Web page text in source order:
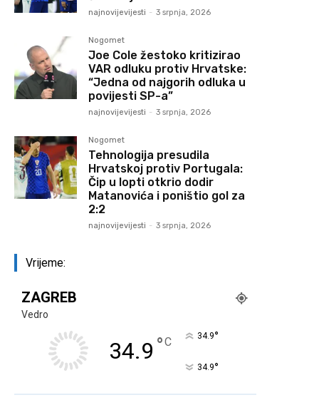
najnovijevijesti - 3 srpnja, 2026
Nogomet
Joe Cole žestoko kritizirao
VAR odluku protiv Hrvatske:
“Jedna od najgorih odluka u
povijesti SP-a”
najnovijevijesti - 3 srpnja, 2026
Nogomet
Tehnologija presudila
Hrvatskoj protiv Portugala:
Čip u lopti otkrio dodir
Matanovića i poništio gol za
2:2
najnovijevijesti - 3 srpnja, 2026
Vrijeme:
ZAGREB
Vedro
34.9 °C 34.9°
34.9°